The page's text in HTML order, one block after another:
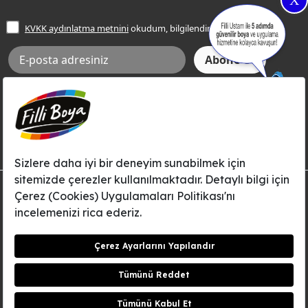
Frezya Rengi
Bilgi Toplumu Hizmetleri
İnternet Sitesi Kullanım Koşulları
KVKK Talep Formu
KVKK Aydınlatma Metni
KVKK aydınlatma metniniokudum, bilgilendim.
Aksi tarafımca bildirilene dek, Betek Boya ve Kimya Sanayi A.Ş.'nin
Filli Boya dahil tüm markaları ile ilgili kampanya, duyuru, hizmetler ve
tanıtım faaliyetleri vb. ile ilgili olarak e-posta yoluyla şahsıma
© Filli Boya 2026. Tüm Hakları Saklıdır.